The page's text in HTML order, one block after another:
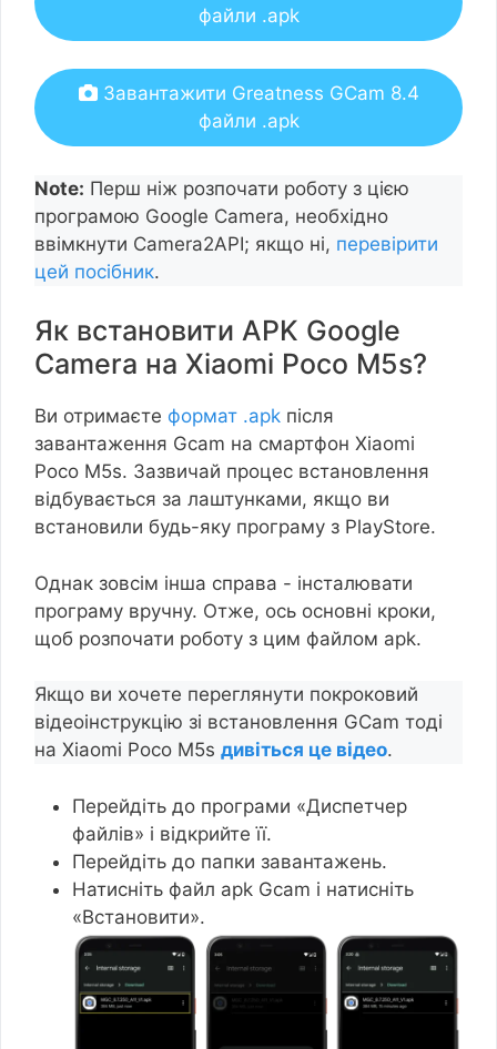
файли .apk
Завантажити Greatness GCam 8.4
файли .apk
Note: Перш ніж розпочати роботу з цією
програмою Google Camera, необхідно
ввімкнути Camera2API; якщо ні, перевірити
цей посібник.
Як встановити APK Google
Camera на Xiaomi Poco M5s?
Ви отримаєте формат .apk після
завантаження Gcam на смартфон Xiaomi
Poco M5s. Зазвичай процес встановлення
відбувається за лаштунками, якщо ви
встановили будь-яку програму з PlayStore.
Однак зовсім інша справа - інсталювати
програму вручну. Отже, ось основні кроки,
щоб розпочати роботу з цим файлом apk.
Якщо ви хочете переглянути покроковий
відеоінструкцію зі встановлення GCam тоді
на Xiaomi Poco M5s дивіться це відео.
Перейдіть до програми «Диспетчер
файлів» і відкрийте її.
Перейдіть до папки завантажень.
Натисніть файл apk Gcam і натисніть
«Встановити».